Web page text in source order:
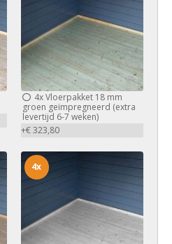
4xVloerpakket 18 mm
groen geïmpregneerd (extra
levertijd 6-7 weken)
+€ 323,80
4x